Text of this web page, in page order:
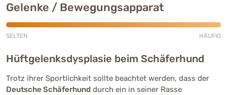
Gelenke / Bewegungsapparat
SELTEN HÄUFIG
Hüftgelenksdysplasie beim Schäferhund
Trotz ihrer Sportlichkeit sollte beachtet werden, dass der
Deutsche Schäferhund durch ein in seiner Rasse